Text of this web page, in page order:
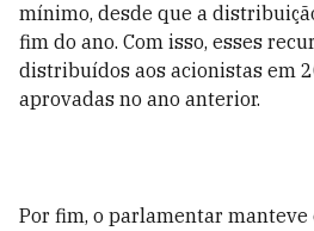
mínimo, desde que a
fim do ano. Com isso, esses
distribuídos aos acionistas em
aprovadas no ano anterior.
Por fim, o parlamentar manteve